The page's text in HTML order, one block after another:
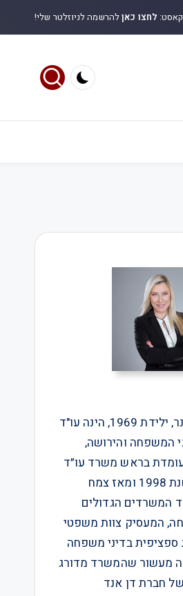
לחצו כאןלהרשמה לניוזלטר שלי!
עו"ד רות דיין-וולפנר, ילידת 1969, הינה עו"ד
המשפחה והירושה,
בראש משרד עו״ד
רות דיין שנוסד בשנת 1998 ומאז צמח
המשרדים הגדולים
המעסיק צוות משפטי
ספציפית בדיני משפחה
מעשור שהמשרד מדורג
חברת דן אנד